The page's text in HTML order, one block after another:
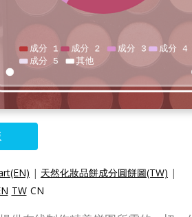
| 天然化妝品餅成分圓餅圖(TW) |
TW CN